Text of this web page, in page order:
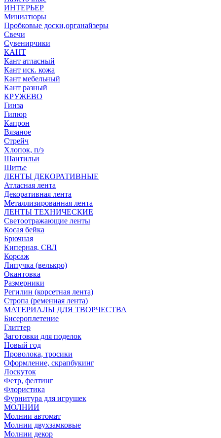
ИНТЕРЬЕР
Миниатюры
Пробковые доски,органайзеры
Свечи
Сувенирчики
КАНТ
Кант атласный
Кант иск. кожа
Кант мебельный
Кант разный
КРУЖЕВО
Гинза
Гипюр
Капрон
Вязаное
Стрейч
Хлопок, п/э
Шантильи
Шитье
ЛЕНТЫ ДЕКОРАТИВНЫЕ
Атласная лента
Декоративная лента
Металлизированная лента
ЛЕНТЫ ТЕХНИЧЕСКИЕ
Светоотражающие ленты
Косая бейка
Брючная
Киперная, СВЛ
Корсаж
Липучка (велькро)
Окантовка
Размерники
Регилин (корсетная лента)
Стропа (ременная лента)
МАТЕРИАЛЫ ДЛЯ ТВОРЧЕСТВА
Бисероплетение
Глиттер
Заготовки для поделок
Новый год
Проволока, тросики
Оформление, скрапбукинг
Лоскуток
Фетр, фелтинг
Флористика
Фурнитура для игрушек
МОЛНИИ
Молнии автомат
Молнии двухзамковые
Молнии декор